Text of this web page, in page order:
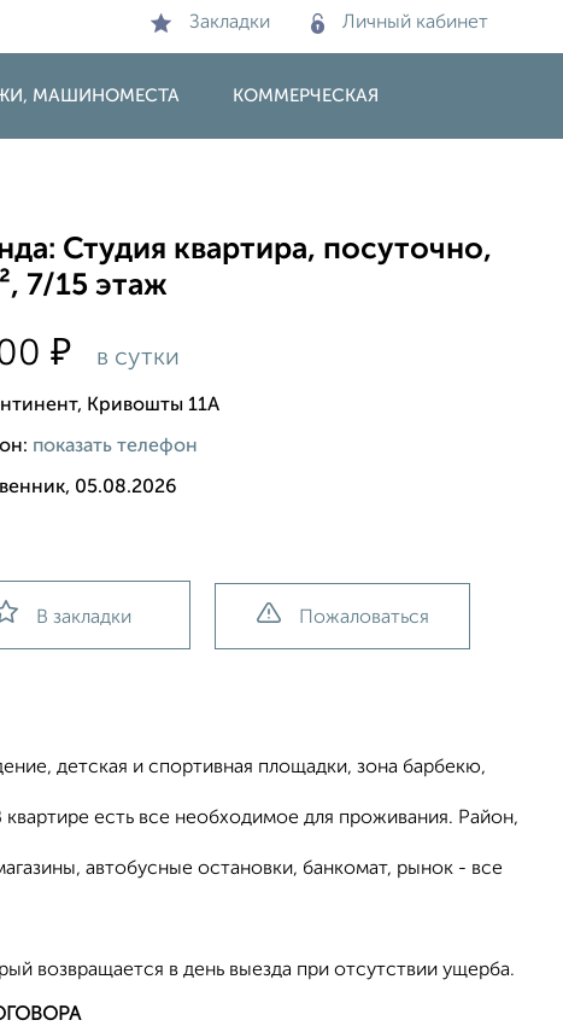
Закладки Личный кабинет
МАШИНОМЕСТА КОММЕРЧЕСКАЯ
Студия квартира, посуточно,
7/15 этаж
₽ в сутки
Кривошты 11А
показать телефон
05.08.2026
В закладки Пожаловаться
дeтская и спортивная площадки, зона барбекю,
есть все необходимое для проживания. Район,
автобусные остановки, банкомат, рынок - все
возвращается в день выезда при отсутствии ущерба.